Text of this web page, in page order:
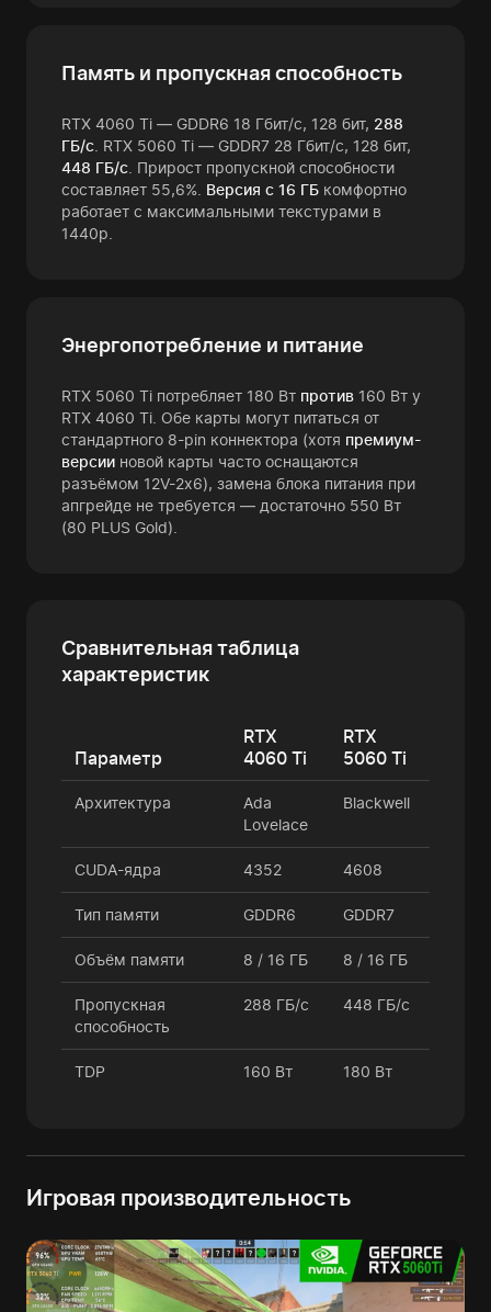
Память и пропускная способность
RTX 4060 Ti — GDDR6 18 Гбит/с, 128 бит, 288
ГБ/с . RTX 5060 Ti — GDDR7 28 Гбит/с, 128 бит,
448 ГБ/с . Прирост пропускной способности
составляет 55,6%. Версия с 16 ГБ комфортно
работает с максимальными текстурами в
1440p.
Энергопотребление и питание
RTX 5060 Ti потребляет 180 Вт против 160 Вт у
RTX 4060 Ti. Обе карты могут питаться от
стандартного 8-pin коннектора (хотя премиум-
версии новой карты часто оснащаются
разъёмом 12V-2x6), замена блока питания при
апгрейде не требуется — достаточно 550 Вт
(80 PLUS Gold).
Сравнительная таблица
характеристик
Параметр
RTX
4060 Ti
RTX
5060 Ti
Архитектура
Ada
Lovelace
Blackwell
CUDA-ядра 4352 4608
Тип памяти GDDR6 GDDR7
Объём памяти 8 / 16 ГБ 8 / 16 ГБ
Пропускная
способность
288 ГБ/с 448 ГБ/с
TDP 160 Вт 180 Вт
Игровая производительность